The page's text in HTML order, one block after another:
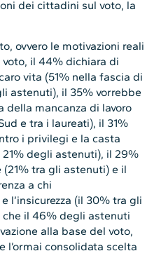
dei cittadini sul voto, la
ovvero le motivazioni reali
il 44% dichiara di
vita (51% nella fascia di
astenuti), il 35% vorrebbe
mancanza di lavoro
e tra i laureati), il 31%
i privilegi e la casta
degli astenuti), il 29%
tra gli astenuti) e il
a chi
l’insicurezza (il 30% tra gli
che il 46% degli astenuti
alla base del voto,
l’ormai consolidata scelta